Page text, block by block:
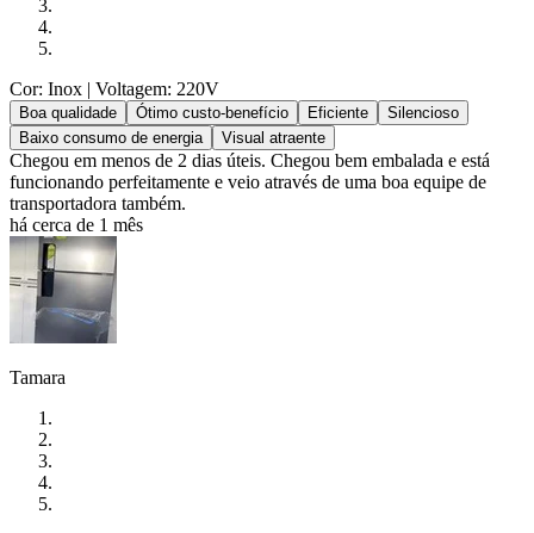
Cor: Inox | Voltagem: 220V
Boa qualidade Ótimo custo-benefício Eficiente
Silencioso
Baixo consumo de energia
Visual atraente
Chegou em menos de 2 dias úteis. Chegou bem embalada e está
funcionando perfeitamente e veio através de uma boa equipe de
transportadora também.
há cerca de 1 mês
Tamara